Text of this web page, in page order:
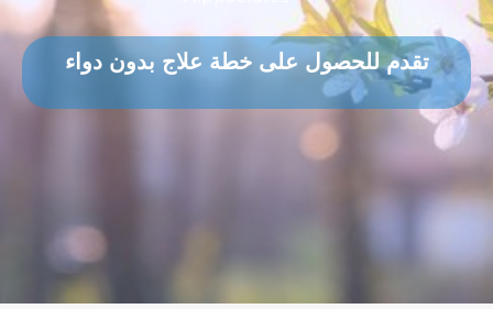
تقدم للحصول على خطة علاج بدون دواء